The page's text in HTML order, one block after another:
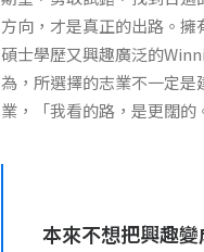
方向，才是真正的出路。擁
碩士學歷又興趣廣泛的
為，所選擇的志業不一定是
業，「我看的路，是更闊的
本來不想把興趣